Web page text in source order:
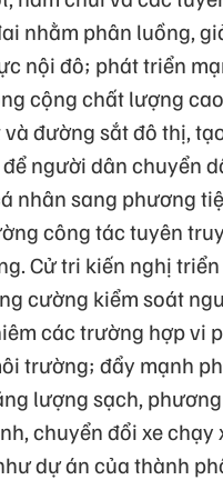
nhằm phân luồng,
nội đô; phát triển
cộng chất lượng
đường sắt đô thị,
người dân chuyển
nhân sang phương
công tác tuyên
Cử tri kiến nghị
cường kiểm soát
các trường hợp vi
trường; đẩy mạnh
lượng sạch,
chuyển đổi xe chạy
dự án của thành